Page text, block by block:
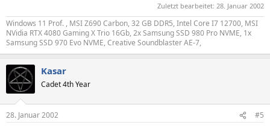
Zuletzt bearbeitet: 28. Januar 2002
Windows 11 Prof. , MSI Z690 Carbon, 32 GB DDR5, Intel Core I7 12700, MSI
NVidia RTX 4080 Gaming X Trio 16Gb, 2x Samsung SSD 980 Pro NVME, 1x
Samsung SSD 970 Evo NVME, Creative Soundblaster AE-7,
Kasar
Cadet 4th Year
28. Januar 2002 #5